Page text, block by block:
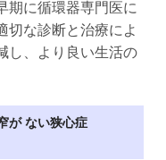
期に循環器専門医に
切な診断と治療によ
し、より良い生活の
が ない狭心症